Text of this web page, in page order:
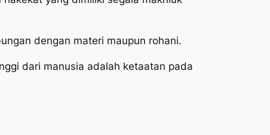
dengan materi maupun rohani.
dari manusia adalah ketaatan pada